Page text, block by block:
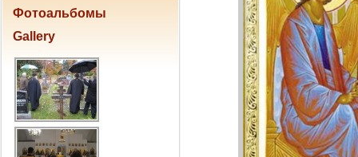
Фотоальбомы
Gallery